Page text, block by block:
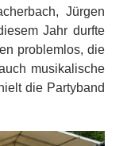
Jürgen
Jahr durfte
problemlos, die
musikalische
die Partyband